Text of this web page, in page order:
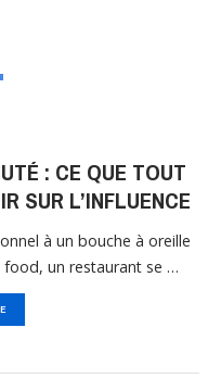
: CE QUE TOUT
SUR L’INFLUENCE
à un bouche à oreille
un restaurant se …